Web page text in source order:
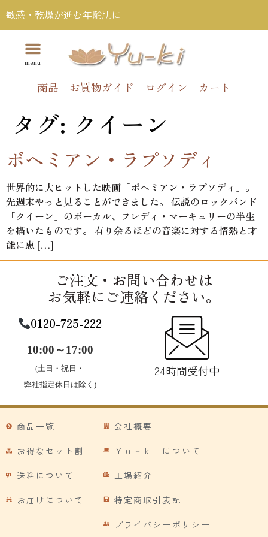
敏感・乾燥が進む年齢肌に
商品 お買物ガイド ログイン カート
タグ: クイーン
ボヘミアン・ラプソディ
世界的に大ヒットした映画「ボヘミアン・ラプソディ」。
先週末やっと見ることができました。 伝説のロックバンド
「クイーン」のボーカル、フレディ・マーキュリーの半生
を描いたものです。 有り余るほどの音楽に対する情熱と才
能に恵 […]
ご注文・お問い合わせは
お気軽にご連絡ください。
0120-725-222
10:00～17:00
(土日・祝日・
弊社指定休日は除く)
24時間受付中
商品一覧
お得なセット割
送料について
お届けについて
会社概要
Ｙｕ－ｋｉについて
工場紹介
特定商取引表記
プライバシーポリシー